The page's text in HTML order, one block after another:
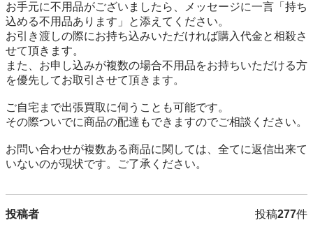
お手元に不用品がございましたら、メッセージに一言「持ち
込める不用品あります」と添えてください。
お引き渡しの際にお持ち込みいただければ購入代金と相殺さ
せて頂きます。
また、お申し込みが複数の場合不用品をお持ちいただける方
を優先してお取引させて頂きます。
ご自宅まで出張買取に伺うことも可能です。
その際ついでに商品の配達もできますのでご相談ください。
お問い合わせが複数ある商品に関しては、全てに返信出来て
いないのが現状です。ご了承ください。
投稿者 投稿277件